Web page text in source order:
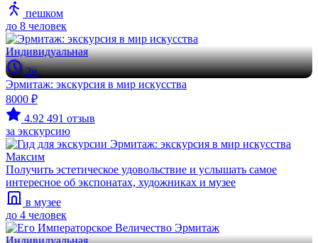
пешком
до 8 человек
Индивидуальная
2ч
Эрмитаж: экскурсия в мир искусства
8000 ₽
4.92 491 отзыв
за экскурсию
Максим
Получить эстетическое удовольствие и услышать самое
интересное об экспонатах, художниках и музее
в музее
до 4 человек
Индивидуальная